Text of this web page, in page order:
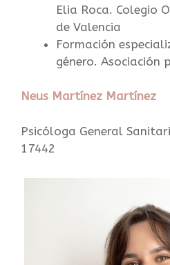
Elia Roca. Colegio
de Valencia
Formación
género. Asociación
Neus Martínez Martínez
Psicóloga General
17442